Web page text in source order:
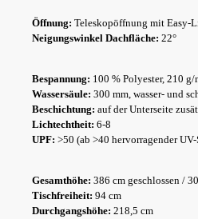
Öffnung: Teleskopöffnung mit Easy-
Neigungswinkel Dachfläche: 22°
Bespannung: 100 % Polyester, 210 g/
Wassersäule: 300 mm, wasser- und
Beschichtung: auf der Unterseite
Lichtechtheit: 6-8
UPF: >50 (ab >40 hervorragender
Gesamthöhe: 386 cm geschlossen /
Tischfreiheit: 94 cm
Durchgangshöhe: 218,5 cm